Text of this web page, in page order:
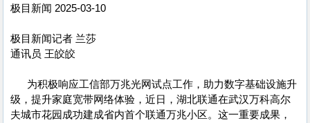
极目新闻 2025-03-10
极目新闻记者 兰莎
通讯员 王皎皎
为积极响应工信部万兆光网试点工作，助力数字基础设施升
级，提升家庭宽带网络体验，近日，湖北联通在武汉万科高尔
夫城市花园成功建成省内首个联通万兆小区。这一重要成果，